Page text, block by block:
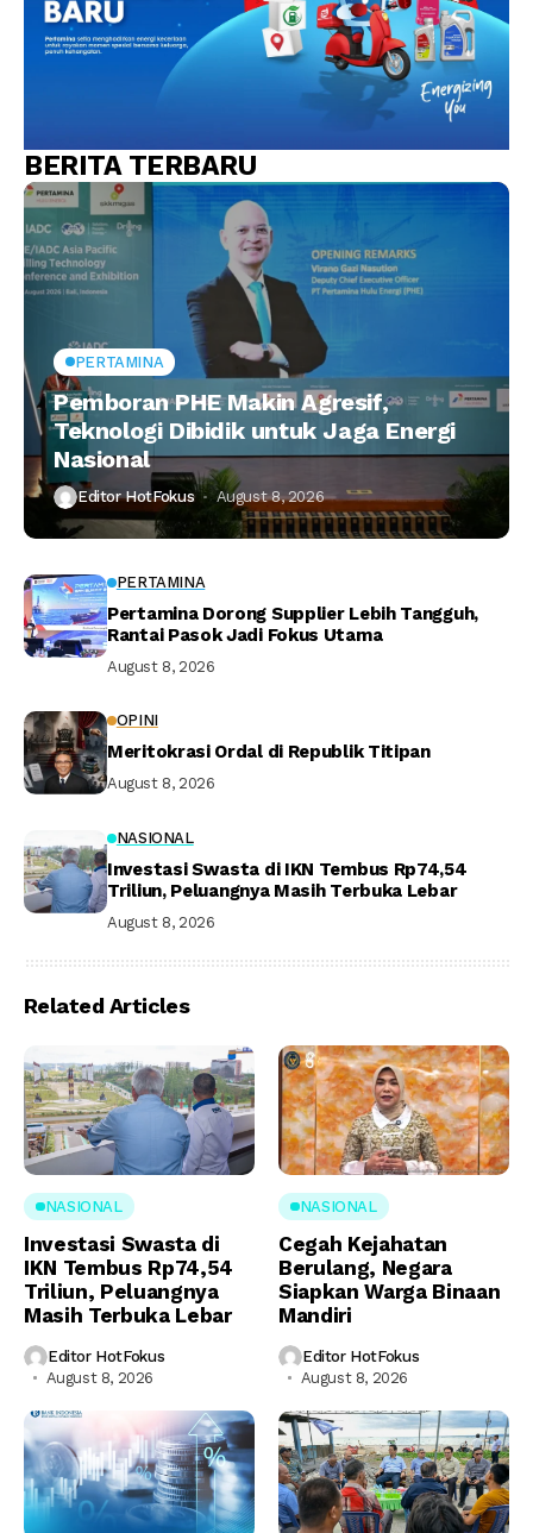
BERITA TERBARU
PERTAMINA
Pemboran PHE Makin Agresif,
Teknologi Dibidik untuk Jaga Energi
Nasional
Editor HotFokus August 8, 2026
PERTAMINA
Pertamina Dorong Supplier Lebih Tangguh,
Rantai Pasok Jadi Fokus Utama
August 8, 2026
OPINI
Meritokrasi Ordal di Republik Titipan
August 8, 2026
NASIONAL
Investasi Swasta di IKN Tembus Rp74,54
Triliun, Peluangnya Masih Terbuka Lebar
August 8, 2026
Related Articles
NASIONAL
Investasi Swasta di
IKN Tembus Rp74,54
Triliun, Peluangnya
Masih Terbuka Lebar
Editor HotFokus
August 8, 2026
NASIONAL
Cegah Kejahatan
Berulang, Negara
Siapkan Warga Binaan
Mandiri
Editor HotFokus
August 8, 2026